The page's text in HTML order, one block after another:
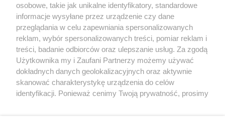
Regulamin konkursów
śniadaniówka "Hej
Szczecin! Jest piątek!"
Partnerzy
Praca Szczecin
osobowe, takie jak unikalne identyfikatory, standardowe
informacje wysyłane przez urządzenie czy dane
przeglądania w celu zapewniania spersonalizowanych
reklam, wybór spersonalizowanych treści, pomiar reklam i
treści, badanie odbiorców oraz ulepszanie usług. Za zgodą
Użytkownika my i Zaufani Partnerzy możemy używać
dokładnych danych geolokalizacyjnych oraz aktywnie
skanować charakterystykę urządzenia do celów
identyfikacji. Ponieważ cenimy Twoją prywatność, prosimy